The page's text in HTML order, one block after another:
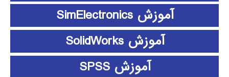
آموزش SimElectronics
آموزش SolidWorks
آموزش SPSS